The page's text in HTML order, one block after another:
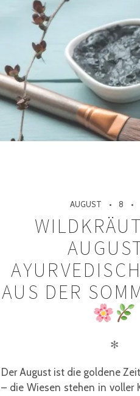
AUGUST 8
AUS DER
✻
Der August ist die goldene
– die Wiesen stehen in voller